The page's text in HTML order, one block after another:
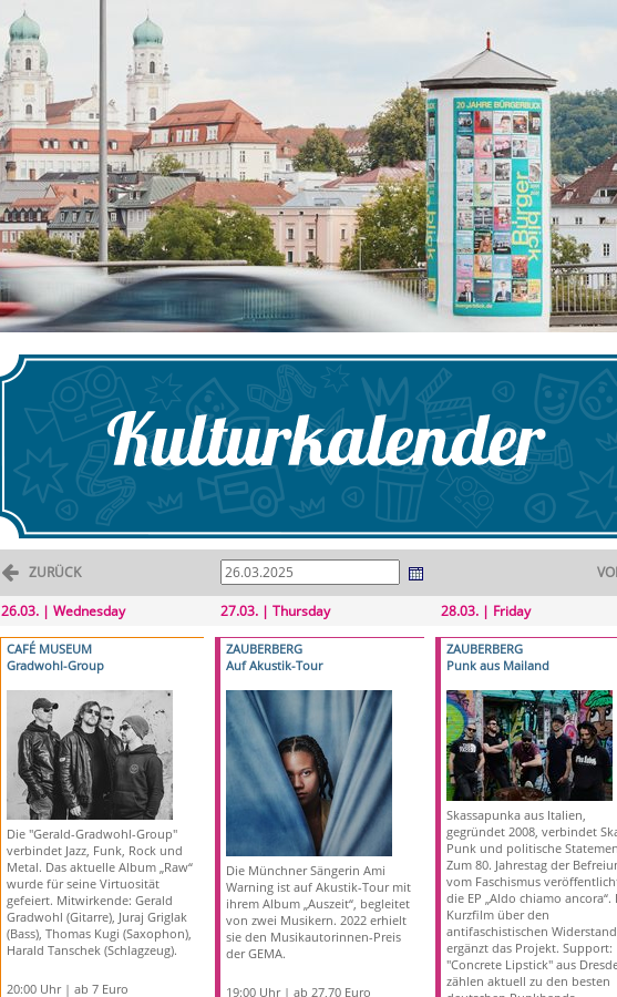
ZURÜCK
26.03. | Wednesday
CAFÉ MUSEUM
Gradwohl-Group
Die "Gerald-Gradwohl-Group"
verbindet Jazz, Funk, Rock und
Metal. Das aktuelle Album „Raw“
wurde für seine Virtuosität
gefeiert. Mitwirkende: Gerald
Gradwohl (Gitarre), Juraj Griglak
(Bass), Thomas Kugi (Saxophon),
Harald Tanschek (Schlagzeug).
20:00 Uhr | ab 7 Euro
27.03. | Thursday
ZAUBERBERG
Auf Akustik-Tour
Die Münchner Sängerin Ami
Warning ist auf Akustik-Tour mit
ihrem Album „Auszeit“, begleitet
von zwei Musikern. 2022 erhielt
sie den Musikautorinnen-Preis
der GEMA.
19:00 Uhr | ab 27,70 Euro
28.03. | Friday
ZAUBERBERG
Punk aus Mailand
Skassapunka aus Italien,
gegründet 2008, verbindet
Punk und politische
Zum 80. Jahrestag der
vom Faschismus
die EP „Aldo chiamo ancora“.
Kurzfilm über den
antifaschistischen Widerstand
ergänzt das Projekt. Support:
"Concrete Lipstick" aus
zählen aktuell zu den besten